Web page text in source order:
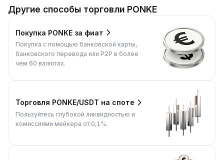
Другие способы торговли PONKE
Покупка PONKE за фиат
Покупка с помощью банковской карты,
банковского перевода или P2P в более
чем 60 валютах.
Торговля PONKE/USDT на споте
Пользуйтесь глубокой ликвидностью и
комиссиями мейкера от 0,1%.